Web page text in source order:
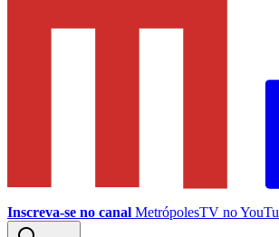
Inscreva-se no canal MetrópolesTV no